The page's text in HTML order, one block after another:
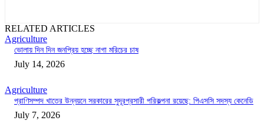
RELATED ARTICLES
Agriculture
ভোলায় দিন দিন জনপ্রিয় হচ্ছে নাগা মরিচের চাষ
July 14, 2026
Agriculture
প্রাণিসম্পদ খাতের উন্নয়নে সরকারের সুদূরপ্রসারী পরিকল্পনা রয়েছে: পিএসসি সদস্য কেনেডি
July 7, 2026